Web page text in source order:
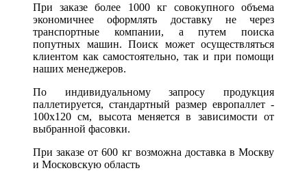
При заказе более 1000 кг совокупного объема
экономичнее оформлять доставку не через
транспортные компании, а путем поиска
попутных машин. Поиск может осуществляться
клиентом как самостоятельно, так и при помощи
наших менеджеров.
По индивидуальному запросу продукция
паллетируется, стандартный размер европаллет -
100х120 см, высота меняется в зависимости от
выбранной фасовки.
При заказе от 600 кг возможна доставка в Москву
и Московскую область